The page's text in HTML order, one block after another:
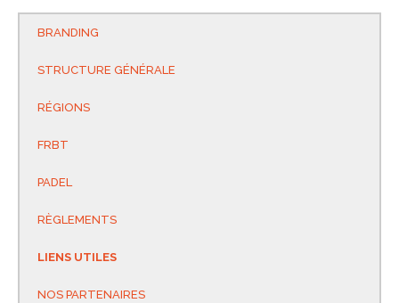
BRANDING
STRUCTURE GÉNÉRALE
RÉGIONS
FRBT
PADEL
RÈGLEMENTS
LIENS UTILES
NOS PARTENAIRES